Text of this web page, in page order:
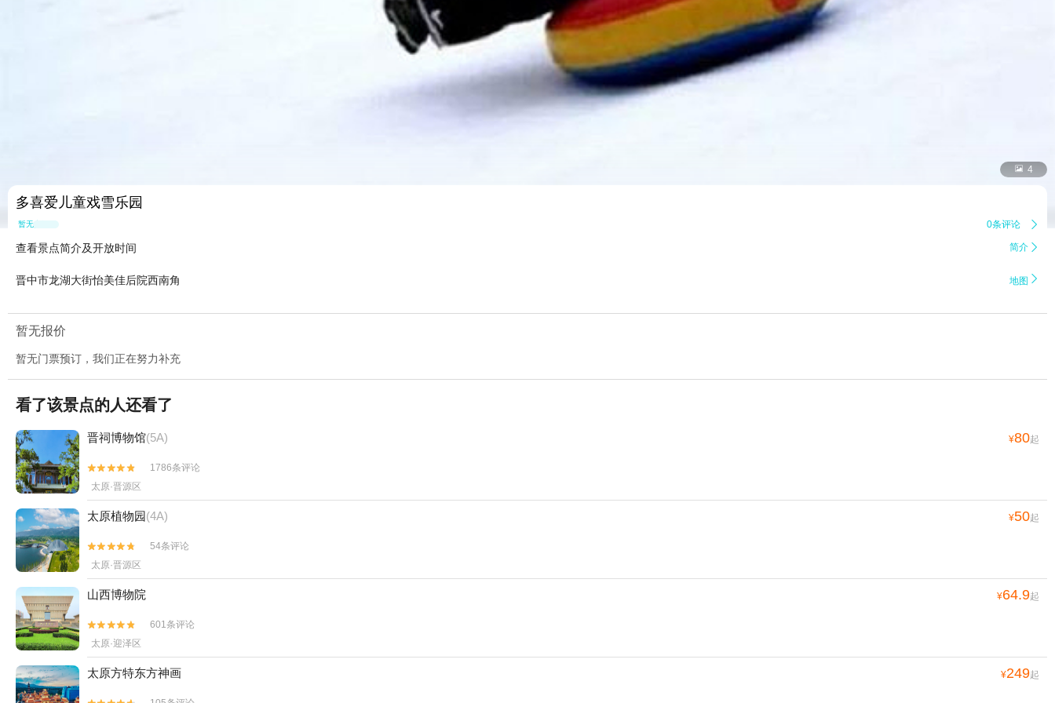
 4
多喜爱儿童戏雪乐园
暂无点评 0条评论 
查看景点简介及开放时间 简介 
晋中市龙湖大街怡美佳后院西南角 地图 
暂无报价
暂无门票预订，我们正在努力补充
看了该景点的人还看了
晋祠博物馆(5A) ¥80起


1786条评论
太原·晋源区
太原植物园(4A) ¥50起


54条评论
太原·晋源区
山西博物院 ¥64.9起


601条评论
太原·迎泽区
太原方特东方神画 ¥249起